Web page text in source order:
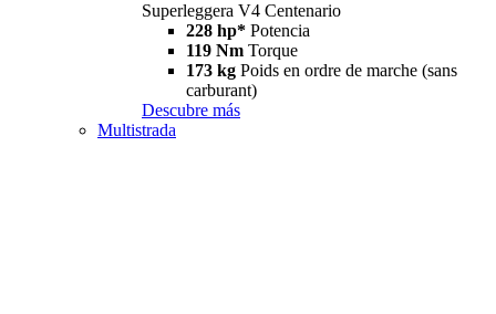
Superleggera V4 Centenario
228 hp* Potencia
119 Nm Torque
173 kg Poids en ordre de marche (sans
carburant)
Descubre más
Multistrada